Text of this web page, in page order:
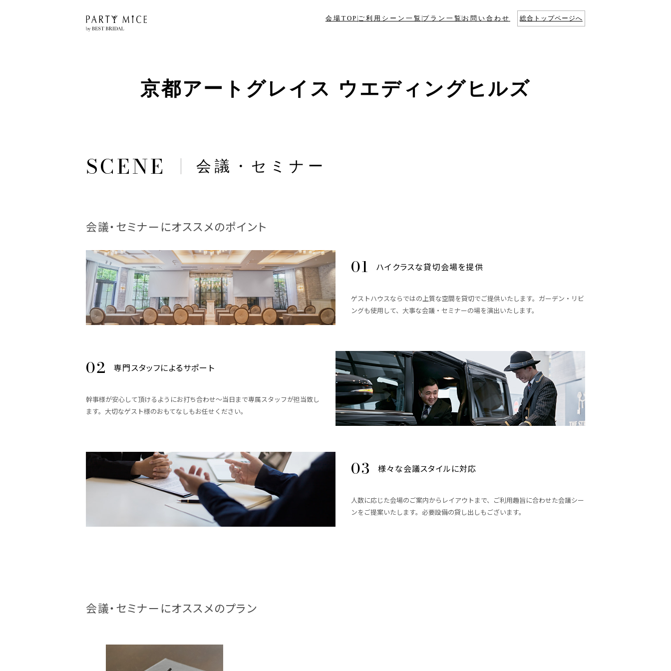
会場TOP ご利用シーン一覧 プラン一覧 お問い合わせ 総合トップページへ
京都アートグレイス ウエディングヒルズ
会議・セミナー
会議・セミナーにオススメのポイント
ハイクラスな貸切会場を提供
ゲストハウスならではの上質な空間を貸切でご提供いたします。ガーデン・リビ
ングも使用して、大事な会議・セミナーの場を演出いたします。
専門スタッフによるサポート
幹事様が安心して頂けるようにお打ち合わせ～当日まで専属スタッフが担当致し
ます。大切なゲスト様のおもてなしもお任せください。
様々な会議スタイルに対応
人数に応じた会場のご案内からレイアウトまで、ご利用趣旨に合わせた会議シー
ンをご提案いたします。必要設備の貸し出しもございます。
会議・セミナーにオススメのプラン